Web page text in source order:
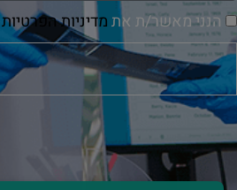
הנני מאשר/ת אתמדיניות הפרטיות